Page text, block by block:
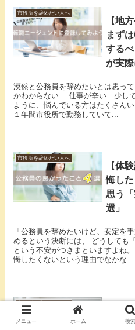
市役所を辞めたい人へ
【地
まず
する
が実
漠然と公務員を辞めたいとは思っ
かわからない… 仕事が辛い…少し
ように、悩んでいる方はたくさん
１年間市役所で勤務していて...
市役所を辞めたい人へ
【体
悔し
思う
選」
「公務員を辞めたいけど、安定
めるという決断には、 どうしても
という不安がつきまといますよね
悔したくないという理由でなかな...
公務
かな
メニュー ホーム 検索